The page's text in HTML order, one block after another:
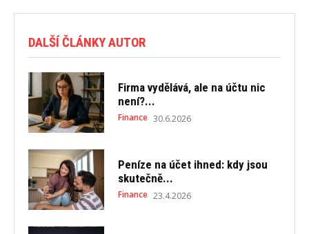
DALŠÍ ČLÁNKY AUTOR
Firma vydělává, ale na účtu nic
není?...
Finance 30.6.2026
Peníze na účet ihned: kdy jsou
skutečně...
Finance 23.4.2026